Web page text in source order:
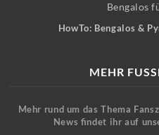
Bengalos
HowTo: Bengalos &
MEHR
Mehr rund um das Thema
News findet ihr auf